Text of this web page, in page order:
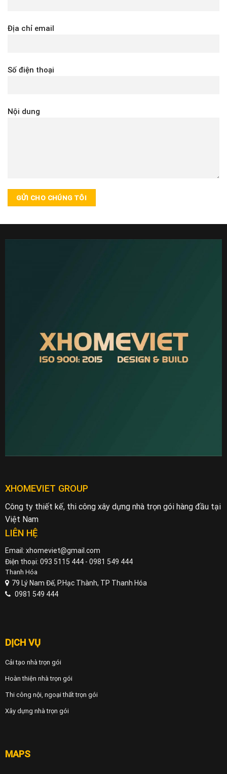
Địa chỉ email
Số điện thoại
Nội dung
XHOMEVIET GROUP
Công ty thiết kế, thi công xây dựng nhà trọn gói hàng đầu tại
Việt Nam
LIÊN HỆ
Email: xhomeviet@gmail.com
Điện thoại: 093 5115 444 - 0981 549 444
Thanh Hóa
79 Lý Nam Đế, P.Hạc Thành, TP Thanh Hóa
0981 549 444
DỊCH VỤ
Cải tạo nhà trọn gói
Hoàn thiện nhà trọn gói
Thi công nội, ngoại thất trọn gói
Xây dựng nhà trọn gói
MAPS